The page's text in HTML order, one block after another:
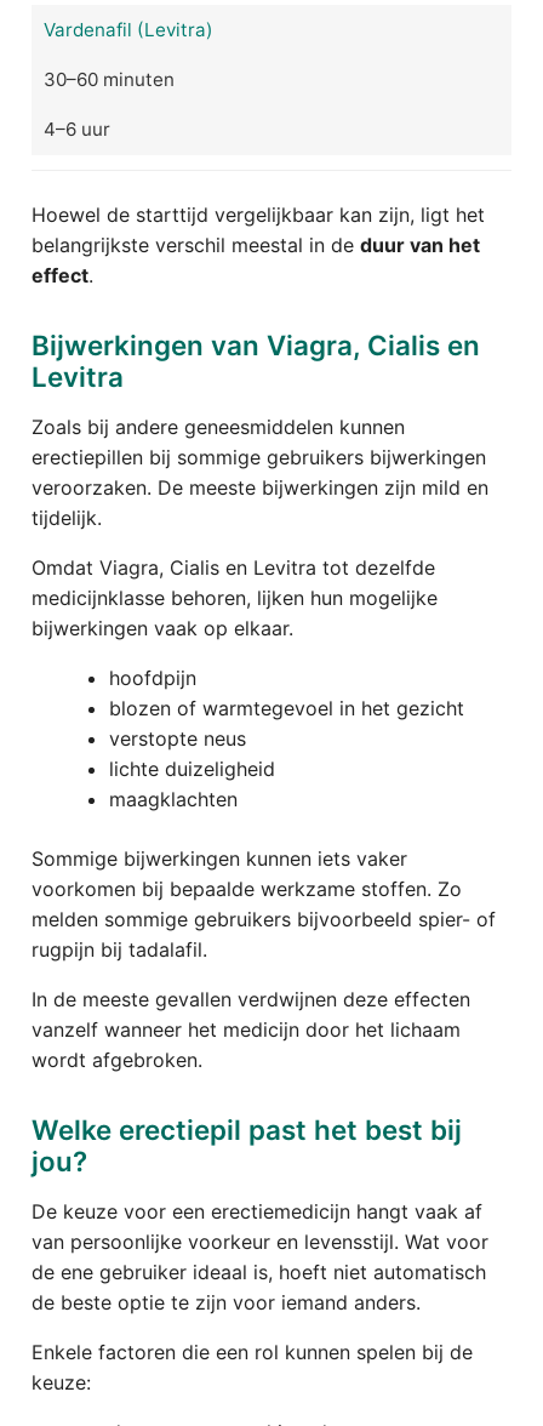
Vardenafil (Levitra)
30–60 minuten
4–6 uur
Hoewel de starttijd vergelijkbaar kan zijn, ligt het
belangrijkste verschil meestal in de duur van het
effect.
Bijwerkingen van Viagra, Cialis en
Levitra
Zoals bij andere geneesmiddelen kunnen
erectiepillen bij sommige gebruikers bijwerkingen
veroorzaken. De meeste bijwerkingen zijn mild en
tijdelijk.
Omdat Viagra, Cialis en Levitra tot dezelfde
medicijnklasse behoren, lijken hun mogelijke
bijwerkingen vaak op elkaar.
hoofdpijn
blozen of warmtegevoel in het gezicht
verstopte neus
lichte duizeligheid
maagklachten
Sommige bijwerkingen kunnen iets vaker
voorkomen bij bepaalde werkzame stoffen. Zo
melden sommige gebruikers bijvoorbeeld spier- of
rugpijn bij tadalafil.
In de meeste gevallen verdwijnen deze effecten
vanzelf wanneer het medicijn door het lichaam
wordt afgebroken.
Welke erectiepil past het best bij
jou?
De keuze voor een erectiemedicijn hangt vaak af
van persoonlijke voorkeur en levensstijl. Wat voor
de ene gebruiker ideaal is, hoeft niet automatisch
de beste optie te zijn voor iemand anders.
Enkele factoren die een rol kunnen spelen bij de
keuze: